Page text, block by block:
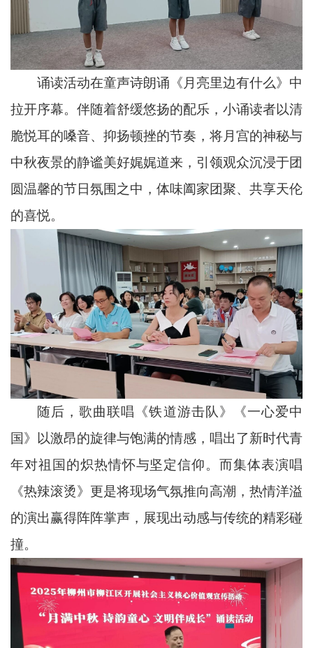
诵读活动在童声诗朗诵《月亮里边有什么》中
拉开序幕。伴随着舒缓悠扬的配乐，小诵读者以清
脆悦耳的嗓音、抑扬顿挫的节奏，将月宫的神秘与
中秋夜景的静谧美好娓娓道来，引领观众沉浸于团
圆温馨的节日氛围之中，体味阖家团聚、共享天伦
的喜悦。
随后，歌曲联唱《铁道游击队》《一心爱中
国》以激昂的旋律与饱满的情感，唱出了新时代青
年对祖国的炽热情怀与坚定信仰。而集体表演唱
《热辣滚烫》更是将现场气氛推向高潮，热情洋溢
的演出赢得阵阵掌声，展现出动感与传统的精彩碰
撞。